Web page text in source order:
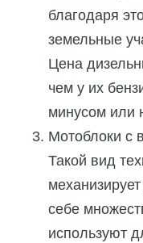
благодаря
земельные
Цена
чем у их
минусом или
Мотоблоки с
Такой вид
себе
используют